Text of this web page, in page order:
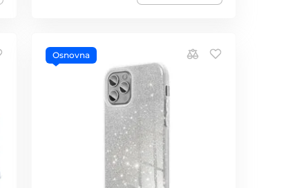
Osnovna